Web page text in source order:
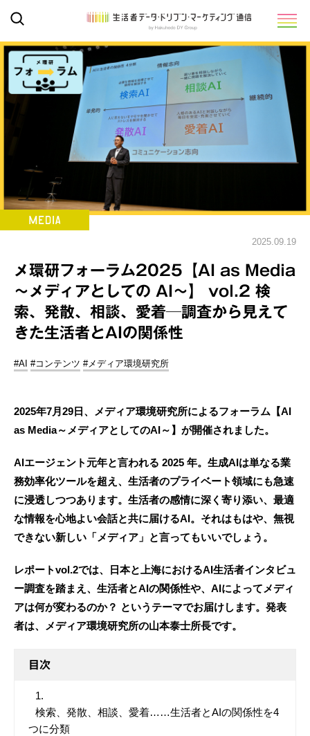
2025.09.19
メ環研フォーラム2025【AI as Media
～メディアとしての AI～】 vol.2 検
索、発散、相談、愛着─調査から見えて
きた生活者とAIの関係性
#AI #コンテンツ #メディア環境研究所
2025年7月29日、メディア環境研究所によるフォーラム【AI
as Media～メディアとしてのAI～】が開催されました。
AIエージェント元年と言われる 2025 年。生成AIは単なる業
務効率化ツールを超え、生活者のプライベート領域にも急速
に浸透しつつあります。生活者の感情に深く寄り添い、最適
な情報を心地よい会話と共に届けるAI。それはもはや、無視
できない新しい「メディア」と言ってもいいでしょう。
レポートvol.2では、日本と上海におけるAI生活者インタビュ
ー調査を踏まえ、生活者とAIの関係性や、AIによってメディ
アは何が変わるのか？ というテーマでお届けします。発表
者は、メディア環境研究所の山本泰士所長です。
目次
検索、発散、相談、愛着……生活者とAIの関係性を4
つに分類